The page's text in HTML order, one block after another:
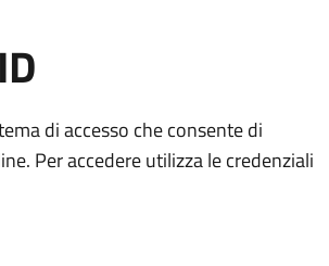
di accesso che consente di
Per accedere utilizza le credenziali